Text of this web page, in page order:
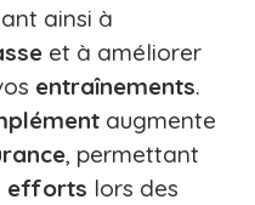
ainsi à
et à améliorer
entraînements.
augmente
, permettant
efforts lors des